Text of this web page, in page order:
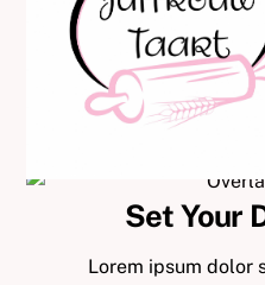
minim veniam, quis
laboris nisi ut aliquip
Set Your
Lorem ipsum dolor